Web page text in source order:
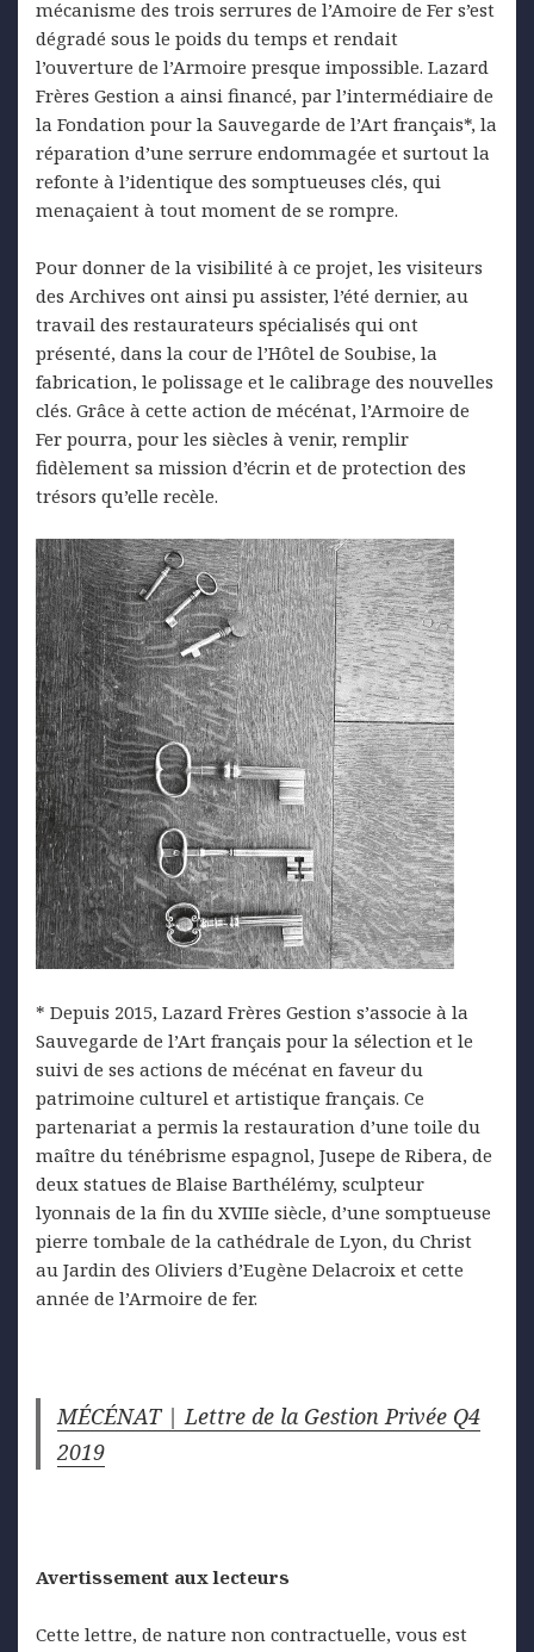
mécanisme des trois serrures de l’Amoire de Fer s’est
dégradé sous le poids du temps et rendait
l’ouverture de l’Armoire presque impossible. Lazard
Frères Gestion a ainsi financé, par l’intermédiaire de
la Fondation pour la Sauvegarde de l’Art français*, la
réparation d’une serrure endommagée et surtout la
refonte à l’identique des somptueuses clés, qui
menaçaient à tout moment de se rompre.
Pour donner de la visibilité à ce projet, les visiteurs
des Archives ont ainsi pu assister, l’été dernier, au
travail des restaurateurs spécialisés qui ont
présenté, dans la cour de l’Hôtel de Soubise, la
fabrication, le polissage et le calibrage des nouvelles
clés. Grâce à cette action de mécénat, l’Armoire de
Fer pourra, pour les siècles à venir, remplir
fidèlement sa mission d’écrin et de protection des
trésors qu’elle recèle.
* Depuis 2015, Lazard Frères Gestion s’associe à la
Sauvegarde de l’Art français pour la sélection et le
suivi de ses actions de mécénat en faveur du
patrimoine culturel et artistique français. Ce
partenariat a permis la restauration d’une toile du
maître du ténébrisme espagnol, Jusepe de Ribera, de
deux statues de Blaise Barthélémy, sculpteur
lyonnais de la fin du XVIIIe siècle, d’une somptueuse
pierre tombale de la cathédrale de Lyon, du Christ
au Jardin des Oliviers d’Eugène Delacroix et cette
année de l’Armoire de fer.
MÉCÉNAT | Lettre de la Gestion Privée Q4
2019
Avertissement aux lecteurs
Cette lettre, de nature non contractuelle, vous est